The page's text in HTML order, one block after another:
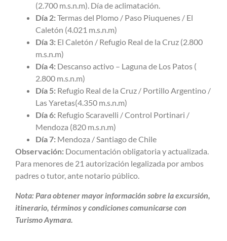
(2.700 m.s.n.m). Día de aclimatación.
Día 2:Termas del Plomo / Paso Piuquenes / El
Caletón (4.021 m.s.n.m)
Día 3: El Caletón / Refugio Real de la Cruz (2.800
m.s.n.m)
Día 4: Descanso activo – Laguna de Los Patos (
2.800 m.s.n.m)
Día 5: Refugio Real de la Cruz / Portillo Argentino /
Las Yaretas(4.350 m.s.n.m)
Día 6: Refugio Scaravelli / Control Portinari /
Mendoza (820 m.s.n.m)
Día 7: Mendoza / Santiago de Chile
Observación: Documentación obligatoria y actualizada.
Para menores de 21 autorización legalizada por ambos
padres o tutor, ante notario público.
Nota: Para obtener mayor información sobre la excursión,
itinerario, términos y condiciones comunicarse con
Turismo Aymara.